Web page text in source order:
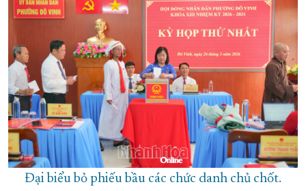
Đại biểu bỏ phiếu bầu các chức danh chủ chốt.